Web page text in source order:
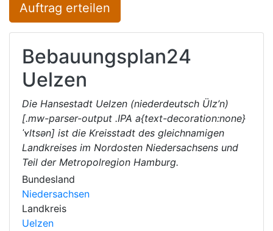
Auftrag erteilen
Bebauungsplan24
Uelzen
Die Hansestadt Uelzen (niederdeutsch Ülz’n)
[.mw-parser-output .IPA a{text-decoration:none}
ˈʏltsən] ist die Kreisstadt des gleichnamigen
Landkreises im Nordosten Niedersachsens und
Teil der Metropolregion Hamburg.
Bundesland
Niedersachsen
Landkreis
Uelzen